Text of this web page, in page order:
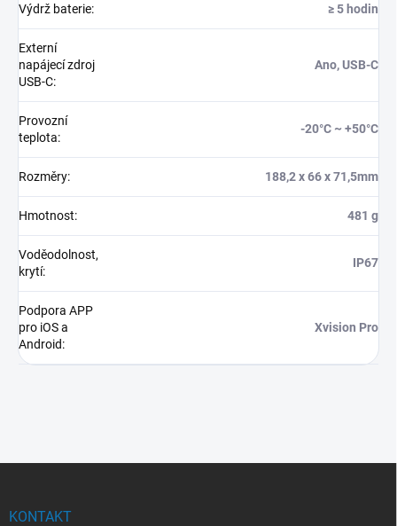
Výdrž baterie: ≥ 5 hodin
Externí
napájecí zdroj
USB-C:
Ano, USB-C
Provozní
teplota:
-20°C ~ +50°C
Rozměry: 188,2 x 66 x 71,5mm
Hmotnost: 481 g
Voděodolnost,
krytí:
IP67
Podpora APP
pro iOS a
Android:
Xvision Pro
KONTAKT